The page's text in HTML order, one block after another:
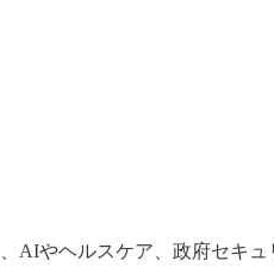
AIやヘルスケア、政府セキュ